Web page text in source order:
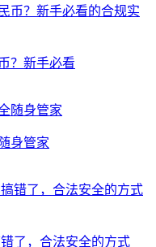
？新手必看
身管家
了，合法安全的方式